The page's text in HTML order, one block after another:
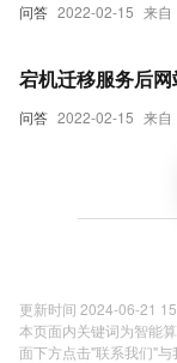
问答 2022-02-15 来自
问答 2022-02-15 来自
宕机迁移服务后
更新时间 2024-06-21
本页面内关键词为智能
面下方点击"联系我们"与